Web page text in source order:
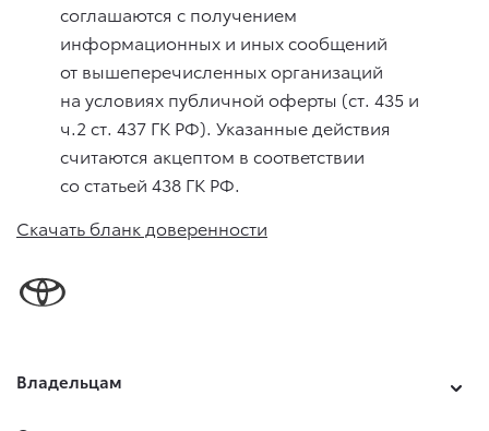
соглашаются с получением
информационных и иных сообщений
от вышеперечисленных организаций
на условиях публичной оферты (ст. 435 и
ч.2 ст. 437 ГК РФ). Указанные действия
считаются акцептом в соответствии
со статьей 438 ГК РФ.
Скачать бланк доверенности
Владельцам